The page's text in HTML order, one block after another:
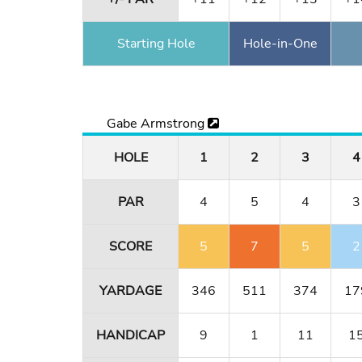
Starting Hole Hole-in-One
Gabe Armstrong
HOLE
1 2 3 4
PAR 4 5 4 3
SCORE 5 7 5 2
YARDAGE 346 511 374
HANDICAP 9 1 11